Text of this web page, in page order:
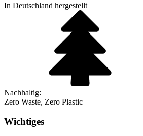
In Deutschland hergestellt
Nachhaltig:
Zero Waste, Zero Plastic
Wichtiges